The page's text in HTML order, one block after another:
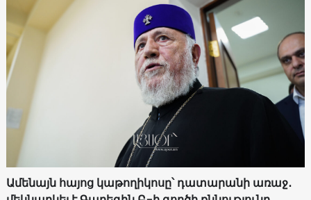
Ամենայն հայոց կաթողիկոսը՝ դատարանի առաջ․